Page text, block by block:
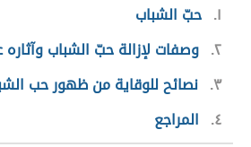
١ حبّ الشباب
٢ وصفات لإزالة حبّ الشباب
٣ نصائح للوقاية من ظهور حب
٤
المراجع